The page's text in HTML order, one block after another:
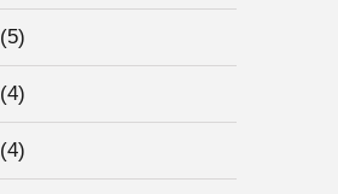
(5)
(4)
(4)